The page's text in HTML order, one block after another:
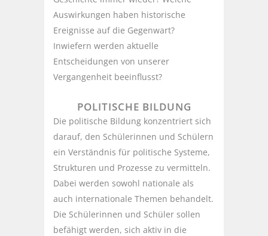
Auswirkungen haben historische
Ereignisse auf die Gegenwart?
Inwiefern werden aktuelle
Entscheidungen von unserer
Vergangenheit beeinflusst?
POLITISCHE BILDUNG
Die politische Bildung konzentriert sich
darauf, den Schülerinnen und Schülern
ein Verständnis für politische Systeme,
Strukturen und Prozesse zu vermitteln.
Dabei werden sowohl nationale als
auch internationale Themen behandelt.
Die Schülerinnen und Schüler sollen
befähigt werden, sich aktiv in die